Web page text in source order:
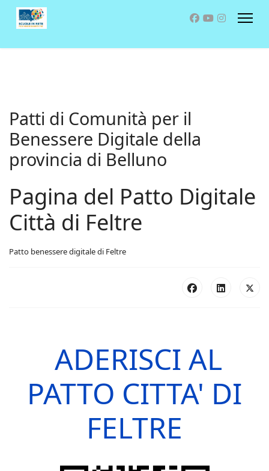
Patti di Comunità per il
Benessere Digitale della
provincia di Belluno
Pagina del Patto Digitale
Città di Feltre
Patto benessere digitale di Feltre
ADERISCI AL
PATTO CITTA' DI
FELTRE